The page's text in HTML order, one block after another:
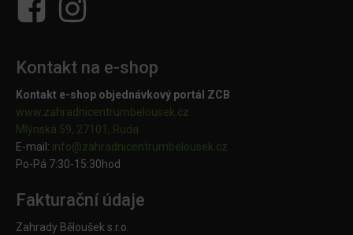
Kontakt na e-shop
Kontakt e-shop objednávkový portál ZCB
www.zahradnicentrumbelousek.cz
Mlýnská 59, 27101, Ruda
E-mail: info@zahradnicentrumbelousek.cz
Po-Pá 7:30-15:30hod
Fakturační údaje
Zahrady Běloušek s.r.o.